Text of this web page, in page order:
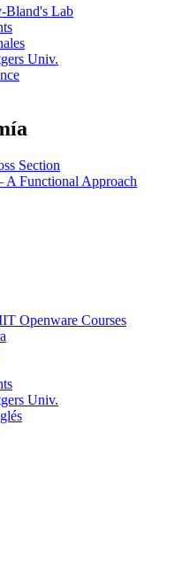
Bland's Lab
Univ.
Section
A Functional Approach
Openware Courses
Univ.